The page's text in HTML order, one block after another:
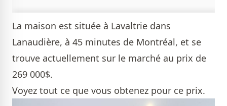
La maison est située à Lavaltrie dans
Lanaudière, à 45 minutes de Montréal, et se
trouve actuellement sur le marché au prix de
269 000$.
Voyez tout ce que vous obtenez pour ce prix.